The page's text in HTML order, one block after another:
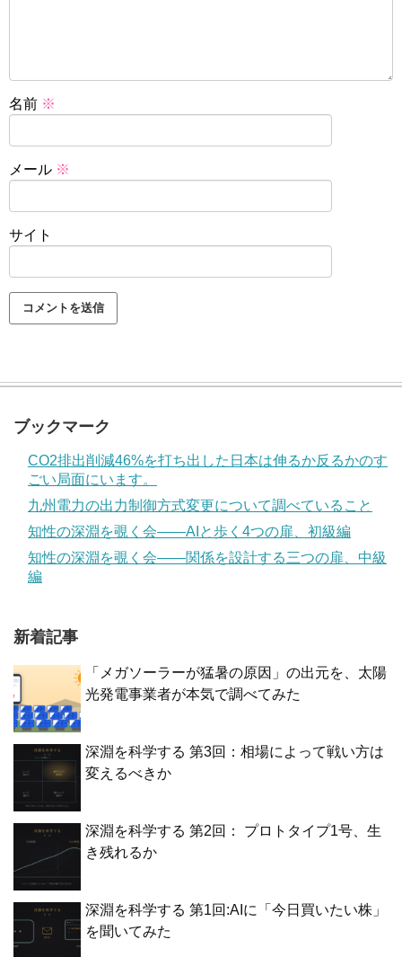
名前 ※
メール ※
サイト
ブックマーク
CO2排出削減46%を打ち出した日本は伸るか反るかのす
ごい局面にいます。
九州電力の出力制御方式変更について調べていること
知性の深淵を覗く会——AIと歩く4つの扉、初級編
知性の深淵を覗く会——関係を設計する三つの扉、中級
編
新着記事
「メガソーラーが猛暑の原因」の出元を、太陽
光発電事業者が本気で調べてみた
深淵を科学する 第3回：相場によって戦い方は
変えるべきか
深淵を科学する 第2回： プロトタイプ1号、生
き残れるか
深淵を科学する 第1回:AIに「今日買いたい株」
を聞いてみた